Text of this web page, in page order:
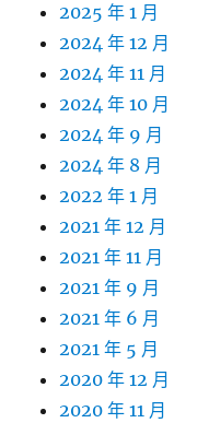
2025 年 1 月
2024 年 12 月
2024 年 11 月
2024 年 10 月
2024 年 9 月
2024 年 8 月
2022 年 1 月
2021 年 12 月
2021 年 11 月
2021 年 9 月
2021 年 6 月
2021 年 5 月
2020 年 12 月
2020 年 11 月